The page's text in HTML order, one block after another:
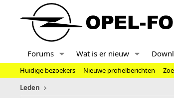
Forums Wat is er nieuw
Huidige bezoekers Nieuwe profielberichten
Leden